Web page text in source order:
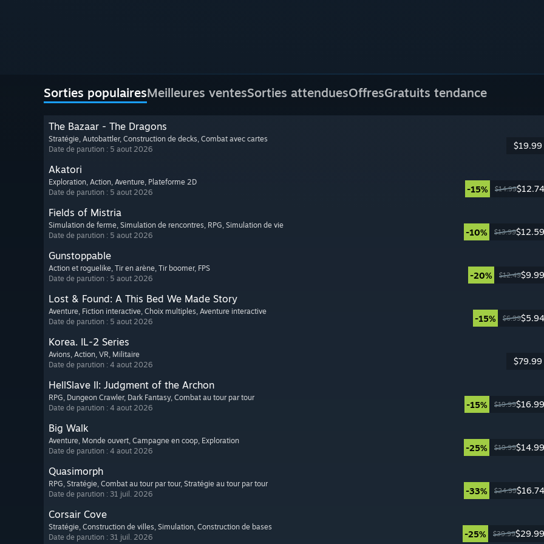
Sorties populairesMeilleures ventesSorties attenduesOffresGratuits tendance
The Bazaar - The Dragons
Stratégie, Autobattler, Construction de decks, Combat avec cartes
Date de parution : 5 aout 2026
$19.99
Akatori
Exploration, Action, Aventure, Plateforme 2D
Date de parution : 5 aout 2026
-15% $14.99$12.74
Fields of Mistria
Simulation de ferme, Simulation de rencontres, RPG, Simulation de vie
Date de parution : 5 aout 2026
-10% $13.99$12.59
Gunstoppable
Action et roguelike, Tir en arène, Tir boomer, FPS
Date de parution : 5 aout 2026
-20% $12.49$9.99
Lost & Found: A This Bed We Made Story
Aventure, Fiction interactive, Choix multiples, Aventure interactive
Date de parution : 5 aout 2026
-15% $6.99$5.94
Korea. IL-2 Series
Avions, Action, VR, Militaire
Date de parution : 4 aout 2026
$79.99
HellSlave II: Judgment of the Archon
RPG, Dungeon Crawler, Dark Fantasy, Combat au tour par tour
Date de parution : 4 aout 2026
-15% $19.99$16.99
Big Walk
Aventure, Monde ouvert, Campagne en coop, Exploration
Date de parution : 4 aout 2026
-25% $19.99$14.99
Quasimorph
RPG, Stratégie, Combat au tour par tour, Stratégie au tour par tour
Date de parution : 31 juil. 2026
-33% $24.99$16.74
Corsair Cove
Stratégie, Construction de villes, Simulation, Construction de bases
Date de parution : 31 juil. 2026
-25% $39.99$29.99